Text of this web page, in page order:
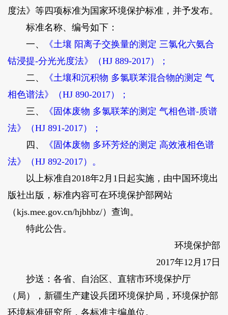
度法》等四项标准为国家环境保护标准，并予发布。
标准名称、编号如下：
一、
《土壤 阳离子交换量的测定 三氯化六氨合
钴浸提-分光光度法》（HJ 889-2017）；
二、
《土壤和沉积物 多氯联苯混合物的测定 气
相色谱法》（HJ 890-2017）；
三、
《固体废物 多氯联苯的测定 气相色谱-质谱
法》（HJ 891-2017）；
四、
《固体废物 多环芳烃的测定 高效液相色谱
法》（HJ 892-2017）。
以上标准自2018年2月1日起实施，由中国环境出
版社出版，标准内容可在环境保护部网站
（kjs.mee.gov.cn/hjbhbz/）查询。
特此公告。
环境保护部
2017年12月17日
抄送：各省、自治区、直辖市环境保护厅
（局），新疆生产建设兵团环境保护局，环境保护部
环境标准研究所，各标准主编单位。